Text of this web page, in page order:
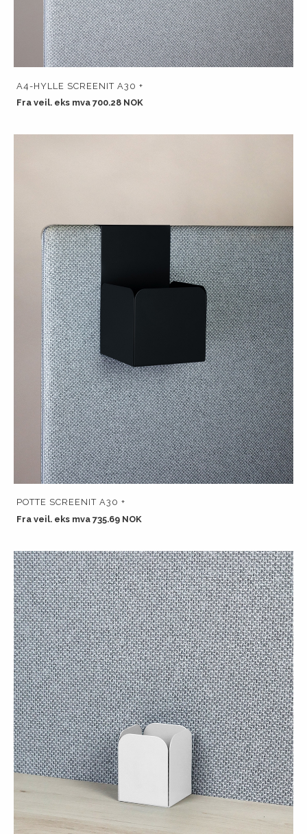
A4-HYLLE SCREENIT A30 +
Fra veil. eks mva 700.28 NOK
POTTE SCREENIT A30 +
Fra veil. eks mva 735.69 NOK